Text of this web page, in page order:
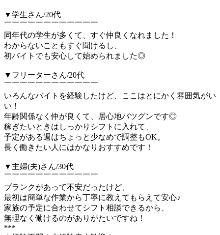
▼学生さん/20代
￣￣￣￣￣￣￣￣￣￣￣￣
同年代の学生が多くて、すぐ仲良くなれました！
わからないこともすぐ聞けるし、
初バイトでも安心して始められました◎
▼フリーターさん/20代
￣￣￣￣￣￣￣￣￣￣￣￣
いろんなバイトを経験したけど、ここはとにかく雰囲気がい
い！
年齢関係なく仲が良くて、居心地バツグンです◎
稼ぎたいときはしっかりシフトに入れて、
予定がある週はちょっと少なめで調整もOK。
長く働きたい人にはかなりおすすめです！
▼主婦(夫)さん/30代
￣￣￣￣￣￣￣￣￣￣￣￣
ブランクがあって不安だったけど、
最初は簡単な作業から丁寧に教えてもらえて安心♪
家族の予定に合わせてシフト相談できるから、
無理なく働けるのがありがたいですね！
***